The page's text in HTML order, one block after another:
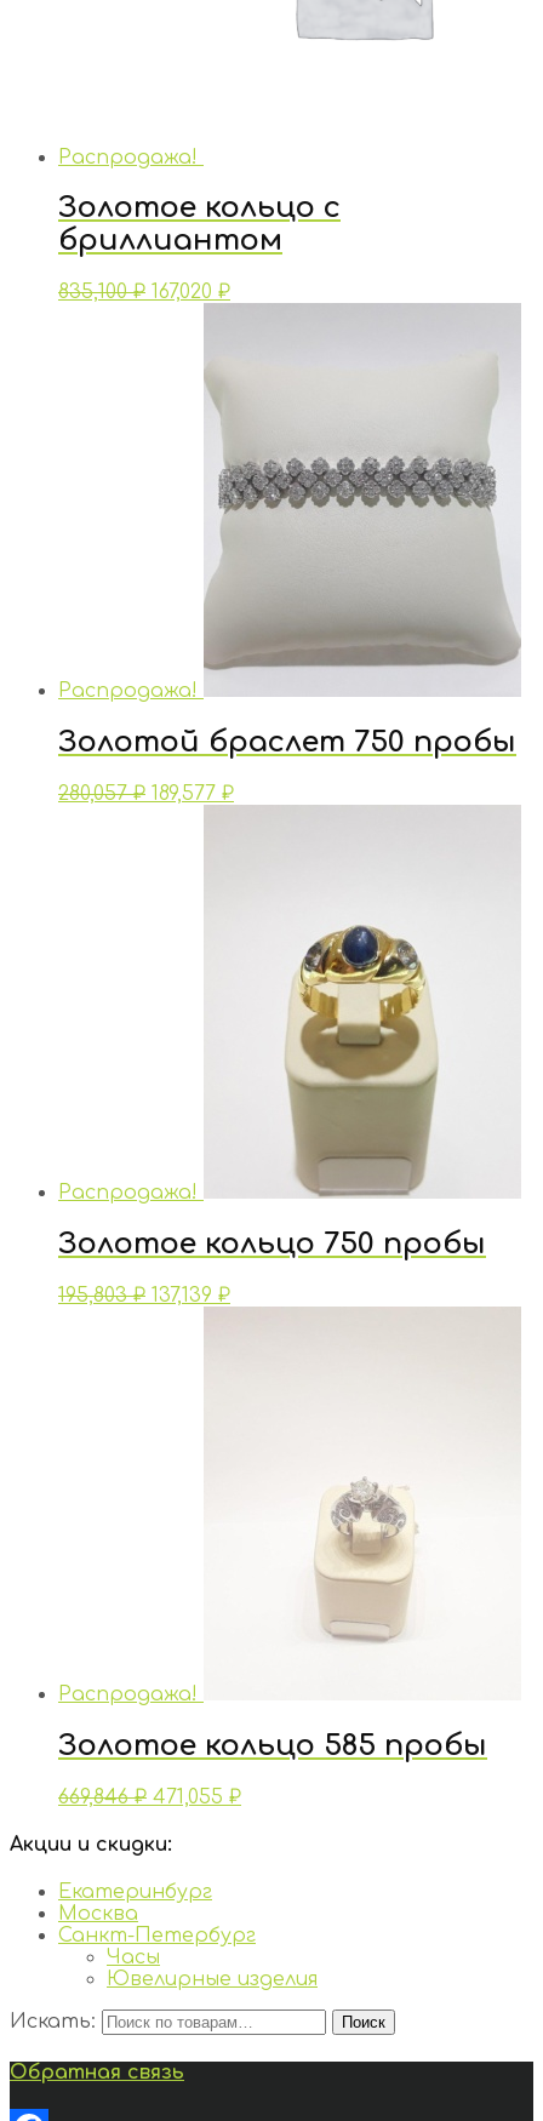
Распродажа!
Золотое кольцо с
бриллиантом
835,100₽ 167,020 ₽
Распродажа!
Золотой браслет 750 пробы
280,057₽ 189,577 ₽
Распродажа!
Золотое кольцо 750 пробы
195,803₽ 137,139 ₽
Распродажа!
Золотое кольцо 585 пробы
669,846₽ 471,055 ₽
Акции и скидки:
Екатеринбург
Москва
Санкт-Петербург
Часы
Ювелирные изделия
Искать:
Поиск
Обратная связь